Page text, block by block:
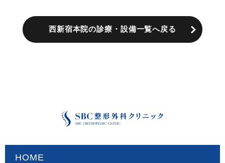
西新宿本院の診療・設備一覧へ戻る
HOME